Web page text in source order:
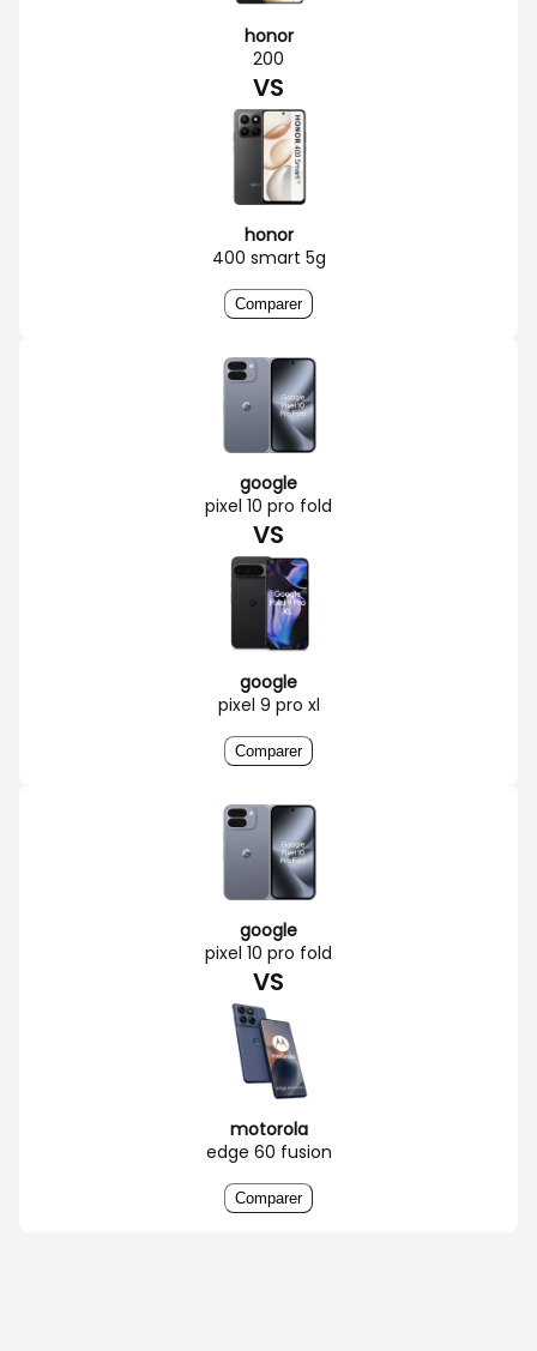
honor
200
VS
honor
400 smart 5g
Comparer
google
pixel 10 pro fold
VS
google
pixel 9 pro xl
Comparer
google
pixel 10 pro fold
VS
motorola
edge 60 fusion
Comparer